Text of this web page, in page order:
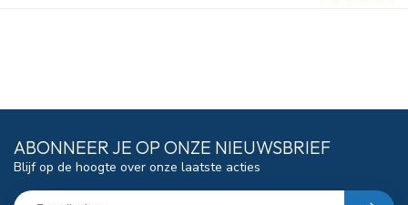
ABONNEER JE OP ONZE NIEUWSBRIEF
Blijf op de hoogte over onze laatste acties